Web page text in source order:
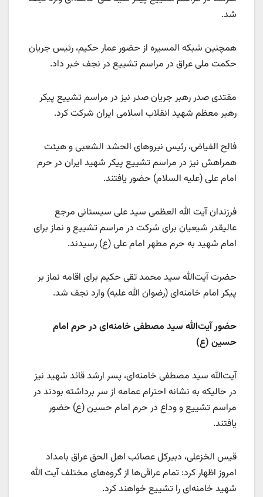
شد.
همچنین شبکه المسیره از حضور عمار حکیم، رئیس جریان
حکمت ملی عراق در مراسم تشییع در نجف خبر داد.
مقتدی صدر رهبر جریان صدر نیز در مراسم تشییع پیکر
رهبر معظم شهید انقلاب اسلامی ایران شرکت کرد.
فالح الفیاض، رئیس نیروهای الحشد الشعبی و هیئت
همراهش نیز در مراسم تشییع پیکر شهید ایران در حرم
امام علی (علیه السلام) حضور یافتند.
فرزندان آیت الله العظمی سید علی سیستانی مرجع
عالیقدر شیعیان برای شرکت در مراسم تشییع و نماز برای
امام شهید به حرم مطهر امام علی (ع) رسیدند.
حضرت آیت‌الله سید محمد تقی حکیم برای اقامه نماز بر
پیکر امام خامنه‌ای (رضوان الله علیه) وارد نجف شد.
حضور آیت‌الله سید مصطفی خامنه‌ای در حرم امام
حسین (ع)
آیت‌الله سید مصطفی خامنه‌ای، پسر ارشد قائد شهید نیز
در حالیکه به نشانه احترام عمامه از سر برداشته بودند در
مراسم تشییع و وداع در حرم امام حسین (ع) حضور
یافتند.
قیس الخزعلی، دبیرکل عصائب اهل الحق عراق بامداد
امروز اظهار کرد: تمام عراقی‌ها از گروه‌های مختلف آیت الله
شهید خامنه‌ای را تشییع خواهند کرد.